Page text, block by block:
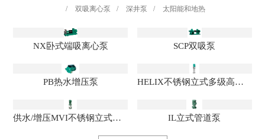
/
双吸离心泵 / 深井泵 / 太阳能和地热
NX卧式端吸离心泵 SCP双吸泵
PB热水增压泵 HELIX不锈钢立式多级高效离心泵
供水/增压MVI不锈钢立式多级离心泵 IL立式管道泵